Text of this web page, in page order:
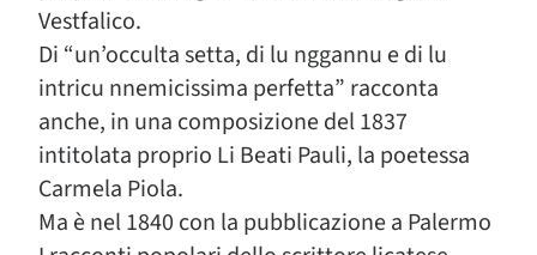
Vestfalico.
Di “un’occulta setta, di lu nggannu e di lu
intricu nnemicissima perfetta” racconta
anche, in una composizione del 1837
intitolata proprio Li Beati Pauli, la poetessa
Carmela Piola.
Ma è nel 1840 con la pubblicazione a Palermo